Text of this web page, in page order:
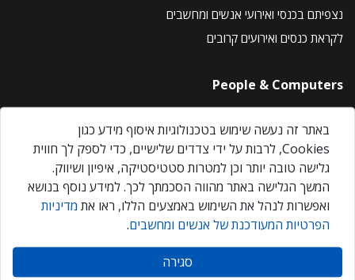
נצפיתם בכנסי ואירועי אנשים ומחשבים
לקראת כנסים ואירועים קרובים
People & Computers
About Us
Privacy Policy
Contact Us
Our Events
אנשים ומחשבים © 2026 – כל הזכויות שמורות
באתר זה נעשה שימוש בטכנולוגיות איסוף מידע כגון
Cookies, לרבות על ידי צדדים שלישיים, כדי לספק לך חווית
גלישה טובה יותר וכן למטרות סטטיסטיקה, איפיון ושיווק.
המשך הגלישה באתר מהווה הסכמתך לכך. למידע נוסף בנושא
ואפשרות לנהל את השימוש באמצעים הללו, ראו את מדיניות
הפרטיות המעודכנת של אנשים ומחשבים.
סגירה